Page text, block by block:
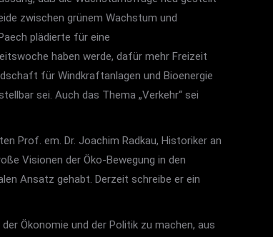
zwischen grünem Wachstum und
plädierte für eine
haben werde, dafür mehr Freizeit
für Windkraftanlagen und Bioenergie
sei. Auch das Thema „Verkehr“ sei
Prof. em. Dr. Joachim Radkau, Historiker an
Visionen der Öko-Bewegung in den
Ansatz gehabt. Derzeit schreibe er ein
Ökonomie und der Politik zu machen, aus